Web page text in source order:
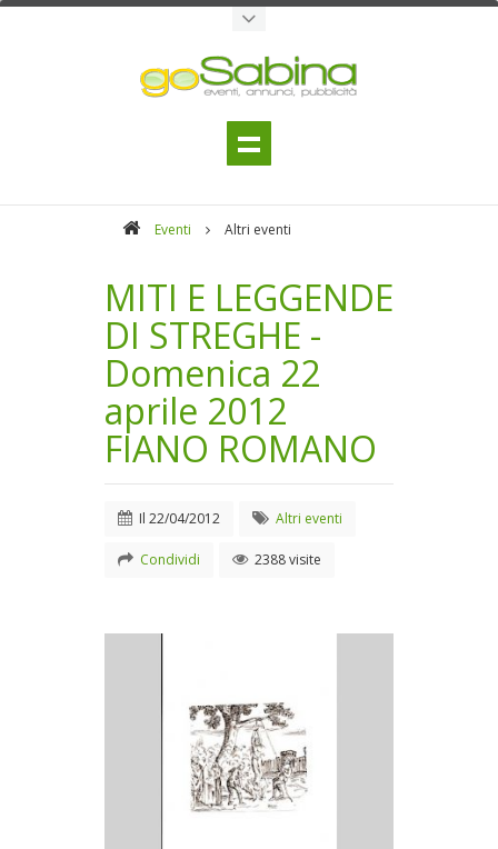
Eventi Altri eventi
MITI E LEGGENDE
DI STREGHE -
Domenica 22
aprile 2012
FIANO ROMANO
Il 22/04/2012 Altri eventi
Condividi 2388 visite